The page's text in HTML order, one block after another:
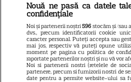
Libertatea
Libertatea
GSP
Știri
Avantaje
Nouă ne pasă ca datele
confidențiale
Noi și partenerii noștri596 stocăm și/sau
dvs., precum identificatorii cookie
caracter personal. Puteți accepta sau
mai jos, respectiv vă puteți opune
moment pe pagina cu politica de
raportate partenerilor noștri și nu vă vor
Noi si partenerii nostri (retelele de
partenere, precum si furnizorii nostri de
date pentru a permite website-ului sa